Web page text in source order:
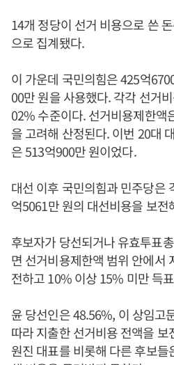
14개 정당이 선거 비용으로 쓴
으로 집계됐다.
이 가운데 국민의힘은 425억
00만 원을 사용했다. 각각 선거
02% 수준이다. 선거비용제한액
을 고려해 산정된다. 이번 20대
은 513억900만 원이었다.
대선 이후 국민의힘과 민주당은
억5061만 원의 대선비용을 보전
후보자가 당선되거나 유효투표
면 선거비용제한액 범위 안에서
전하고 10% 이상 15% 미만 득
윤 당선인은 48.56%, 이 상임고
따라 지출한 선거비용 전액을
원진 대표를 비롯해 다른 후보